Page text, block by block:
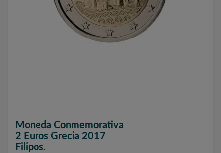
Moneda Conmemorativa
2 Euros Grecia 2017
Filipos.